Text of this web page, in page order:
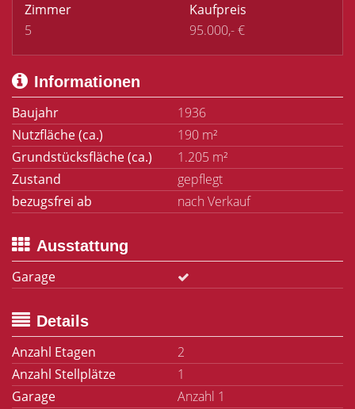
Zimmer
5
Kaufpreis
95.000,- €
Informationen
Baujahr
1936
Nutzfläche (ca.)
190 m²
Grundstücksfläche (ca.)
1.205 m²
Zustand
gepflegt
bezugsfrei ab
nach Verkauf
Ausstattung
Garage
Details
Anzahl Etagen
2
Anzahl Stellplätze
1
Garage
Anzahl 1